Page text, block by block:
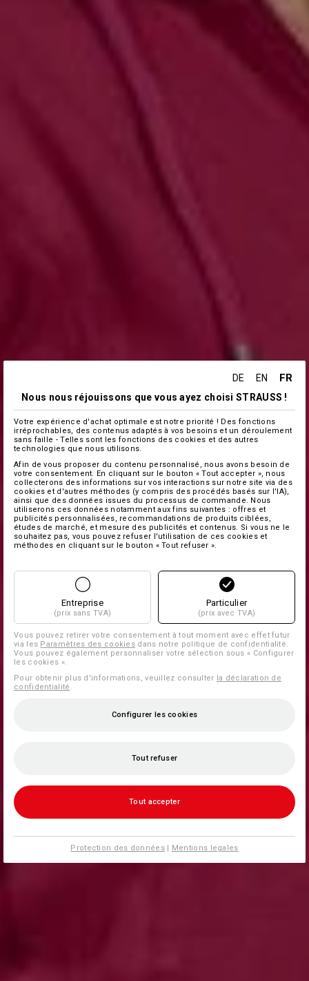
DE EN FR
Nous nous réjouissons que vous ayez choisi STRAUSS !
Votre expérience d'achat optimale est notre priorité ! Des fonctions
irréprochables, des contenus adaptés à vos besoins et un déroulement
sans faille - Telles sont les fonctions des cookies et des autres
technologies que nous utilisons.
Afin de vous proposer du contenu personnalisé, nous avons besoin de
votre consentement. En cliquant sur le bouton « Tout accepter », nous
collecterons des informations sur vos interactions sur notre site via des
cookies et d'autres méthodes (y compris des procédés basés sur l'IA),
ainsi que des données issues du processus de commande. Nous
utiliserons ces données notamment aux fins suivantes : offres et
publicités personnalisées, recommandations de produits ciblées,
études de marché, et mesure des publicités et contenus. Si vous ne le
souhaitez pas, vous pouvez refuser l'utilisation de ces cookies et
méthodes en cliquant sur le bouton « Tout refuser ».
Entreprise
(prix sans TVA)
Particulier
(prix avec TVA)
Vous pouvez retirer votre consentement à tout moment avec effet futur
via les Paramètres des cookies dans notre politique de confidentialité.
Vous pouvez également personnaliser votre sélection sous « Configurer
les cookies ».
Pour obtenir plus d'informations, veuillez consulter la déclaration de
confidentialité
Configurer les cookies
Tout refuser
Tout accepter
Protection des données| Mentions legales